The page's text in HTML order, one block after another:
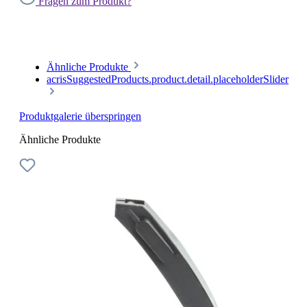
Ähnliche Produkte
acrisSuggestedProducts.product.detail.placeholderSlider
Produktgalerie überspringen
Ähnliche Produkte